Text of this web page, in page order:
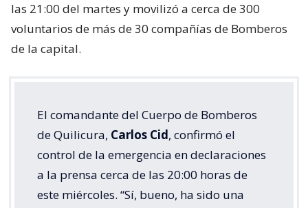
las 21:00 del martes y movilizó a cerca de 300
voluntarios de más de 30 compañías de Bomberos
de la capital.
El comandante del Cuerpo de Bomberos
de Quilicura, Carlos Cid, confirmó el
control de la emergencia en declaraciones
a la prensa cerca de las 20:00 horas de
este miércoles. “Sí, bueno, ha sido una